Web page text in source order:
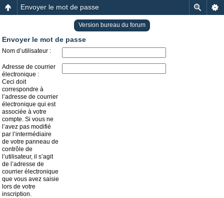
Envoyer le mot de passe
Version bureau du forum
Envoyer le mot de passe
Nom d’utilisateur :
Adresse de courrier
électronique :
Ceci doit
correspondre à
l’adresse de courrier
électronique qui est
associée à votre
compte. Si vous ne
l’avez pas modifié
par l’intermédiaire
de votre panneau de
contrôle de
l’utilisateur, il s’agit
de l’adresse de
courrier électronique
que vous avez saisie
lors de votre
inscription.